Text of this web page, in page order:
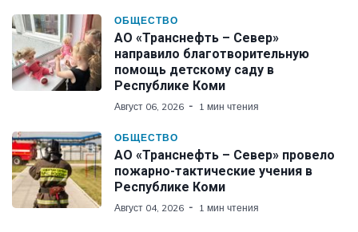
ОБЩЕСТВО
АО «Транснефть – Север»
направило благотворительную
помощь детскому саду в
Республике Коми
Август 06, 2026 1 мин чтения
ОБЩЕСТВО
АО «Транснефть – Север» провело
пожарно-тактические учения в
Республике Коми
Август 04, 2026 1 мин чтения